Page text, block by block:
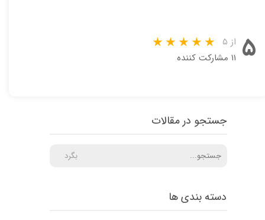
۵ از ۵
۱۱ مشارکت کننده
دسته بندی ها
جستجو در مقالات
بگرد